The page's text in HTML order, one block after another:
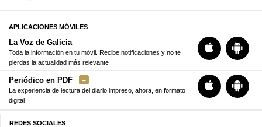
APLICACIONES MÓVILES
La Voz de Galicia
Toda la información en tu móvil. Recibe notificaciones y no te
pierdas la actualidad más relevante
Periódico en PDF
La experiencia de lectura del diario impreso, ahora, en formato
digital
REDES SOCIALES